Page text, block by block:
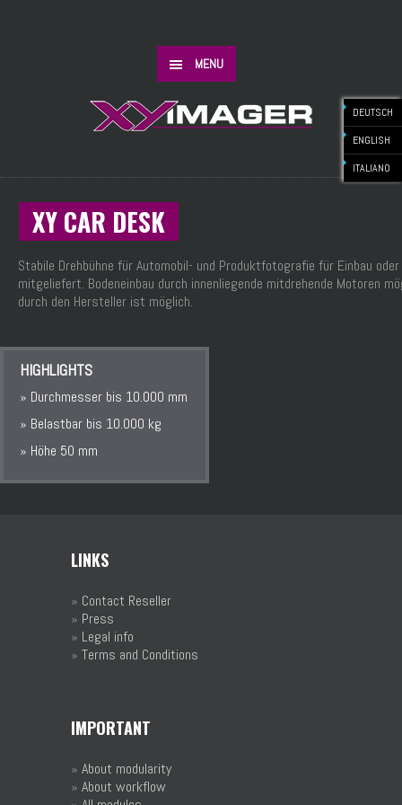
MENU
XY CAR DESK
Stabile Drehbühne für Automobil- und Produktfotografie für Einbau
mitgeliefert. Bodeneinbau durch innenliegende mitdrehende Motoren
durch den Hersteller ist möglich.
HIGHLIGHTS
» Durchmesser bis 10.000 mm
» Belastbar bis 10.000 kg
» Höhe 50 mm
LINKS
» Contact Reseller
» Press
» Legal info
» Terms and Conditions
IMPORTANT
» About modularity
» About workflow
DEUTSCH
ENGLISH
ITALIANO